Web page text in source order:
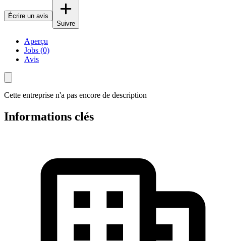
Écrire un avis
Suivre
Aperçu
Jobs (0)
Avis
Cette entreprise n'a pas encore de description
Informations clés